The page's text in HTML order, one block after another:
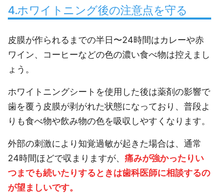
4.ホワイトニング後の注意点を守る
皮膜が作られるまでの半日〜24時間はカレーや赤
ワイン、コーヒーなどの色の濃い食べ物は控えまし
ょう。
ホワイトニングシートを使用した後は薬剤の影響で
歯を覆う皮膜が剥がれた状態になっており、普段よ
りも食べ物や飲み物の色を吸収しやすくなります。
外部の刺激により知覚過敏が起きた場合は、通常
24時間ほどで収まりますが、 痛みが強かったりい
つまでも続いたりするときは歯科医師に相談するの
が望ましいです。